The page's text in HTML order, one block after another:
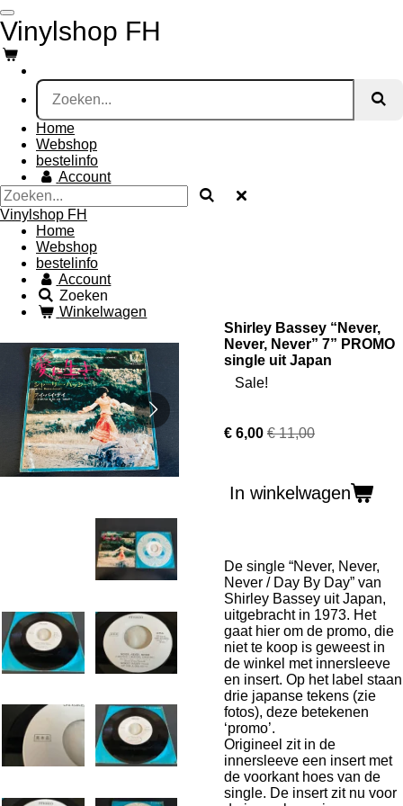
Ga
direct
naar
de
hoofdinhoud
Vinylshop FH
Home
Webshop
bestelinfo
Account
Vinylshop FH
Home
Webshop
bestelinfo
Account
Zoeken
Winkelwagen
Shirley Bassey “Never,
Never, Never” 7” PROMO
single uit Japan
Sale!
€ 6,00 € 11,00
In winkelwagen
De single “Never, Never,
Never / Day By Day” van
Shirley Bassey uit Japan,
uitgebracht in 1973. Het
gaat hier om de promo, die
niet te koop is geweest in
de winkel met innersleeve
en insert. Op het label staan
drie japanse tekens (zie
fotos), deze betekenen
‘promo’.
Origineel zit in de
innersleeve een insert met
de voorkant hoes van de
single. De insert zit nu voor